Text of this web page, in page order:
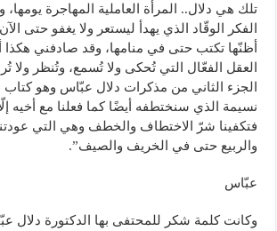
تلك هي دلال.. المرأة العاملية المهاجرة يومها،
الفكر الوقّاد الذي يهدأ ليستعر ولا يغفو حتى
أظنّها تكتب حتى في منامها، وقد صادفني هكذا
العقل الفعّال التي تُحكى ولا تُسمع، وتُنظر
الجزء الثاني من مذكرات دلال عبّاس وهو
نسيمة الذي سنختطفه أيضًا كما فعلنا مع أخيه
فتكفينا شرّ الاختطاف والخطف وهي التي
والربيع حتى في الخريف والصيف”.
عبّاس
وكانت كلمة شكر للمحتفى بها الدكتورة دلال